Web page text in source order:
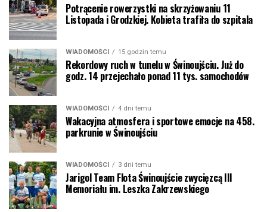
Potrącenie rowerzystki na skrzyżowaniu 11
Listopada i Grodzkiej. Kobieta trafiła do szpitala
WIADOMOŚCI 15 godzin temu
Rekordowy ruch w tunelu w Świnoujściu. Już do
godz. 14 przejechało ponad 11 tys. samochodów
WIADOMOŚCI 4 dni temu
Wakacyjna atmosfera i sportowe emocje na 458.
parkrunie w Świnoujściu
WIADOMOŚCI 3 dni temu
Jarigol Team Flota Świnoujście zwycięzcą III
Memoriału im. Leszka Zakrzewskiego